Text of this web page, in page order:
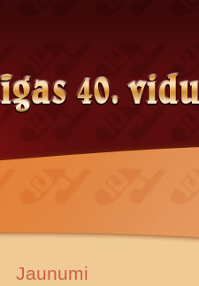
Jaunumi